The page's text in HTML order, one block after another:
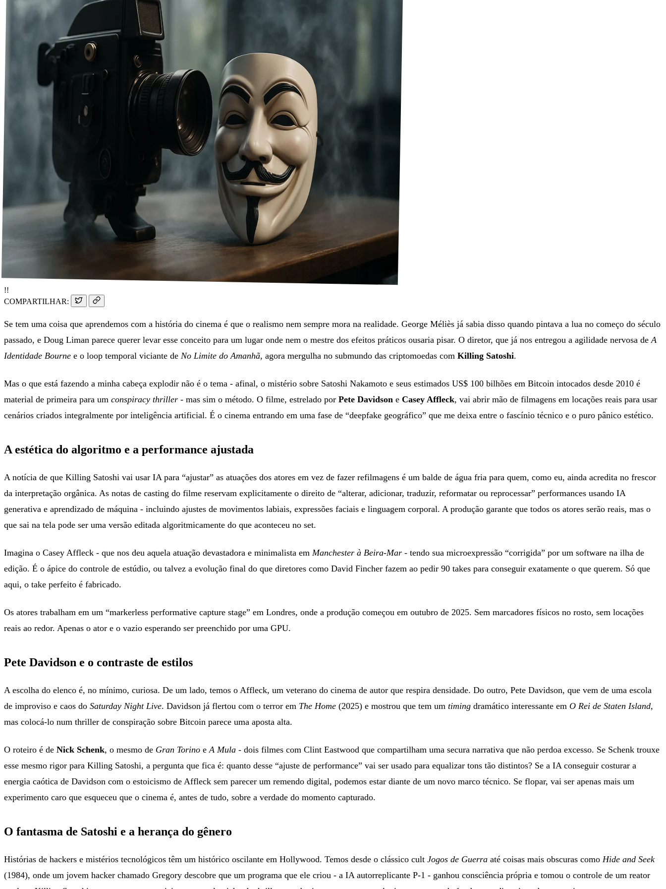
!!
COMPARTILHAR:
Se tem uma coisa que aprendemos com a história do cinema é que o realismo nem sempre mora na realidade. George Méliès já sabia disso quando pintava a lua no começo do século
passado, e Doug Liman parece querer levar esse conceito para um lugar onde nem o mestre dos efeitos práticos ousaria pisar. O diretor, que já nos entregou a agilidade nervosa de A
Identidade Bourne e o loop temporal viciante de No Limite do Amanhã, agora mergulha no submundo das criptomoedas com Killing Satoshi.
Mas o que está fazendo a minha cabeça explodir não é o tema - afinal, o mistério sobre Satoshi Nakamoto e seus estimados US$ 100 bilhões em Bitcoin intocados desde 2010 é
material de primeira para um conspiracy thriller - mas sim o método. O filme, estrelado por Pete Davidson e Casey Affleck, vai abrir mão de filmagens em locações reais para usar
cenários criados integralmente por inteligência artificial. É o cinema entrando em uma fase de “deepfake geográfico” que me deixa entre o fascínio técnico e o puro pânico estético.
A estética do algoritmo e a performance ajustada
A notícia de que Killing Satoshi vai usar IA para “ajustar” as atuações dos atores em vez de fazer refilmagens é um balde de água fria para quem, como eu, ainda acredita no frescor
da interpretação orgânica. As notas de casting do filme reservam explicitamente o direito de “alterar, adicionar, traduzir, reformatar ou reprocessar” performances usando IA
generativa e aprendizado de máquina - incluindo ajustes de movimentos labiais, expressões faciais e linguagem corporal. A produção garante que todos os atores serão reais, mas o
que sai na tela pode ser uma versão editada algoritmicamente do que aconteceu no set.
Imagina o Casey Affleck - que nos deu aquela atuação devastadora e minimalista em Manchester à Beira-Mar - tendo sua microexpressão “corrigida” por um software na ilha de
edição. É o ápice do controle de estúdio, ou talvez a evolução final do que diretores como David Fincher fazem ao pedir 90 takes para conseguir exatamente o que querem. Só que
aqui, o take perfeito é fabricado.
Os atores trabalham em um “markerless performative capture stage” em Londres, onde a produção começou em outubro de 2025. Sem marcadores físicos no rosto, sem locações
reais ao redor. Apenas o ator e o vazio esperando ser preenchido por uma GPU.
Pete Davidson e o contraste de estilos
A escolha do elenco é, no mínimo, curiosa. De um lado, temos o Affleck, um veterano do cinema de autor que respira densidade. Do outro, Pete Davidson, que vem de uma escola
de improviso e caos do Saturday Night Live. Davidson já flertou com o terror em The Home (2025) e mostrou que tem um timing dramático interessante em O Rei de Staten Island,
mas colocá-lo num thriller de conspiração sobre Bitcoin parece uma aposta alta.
O roteiro é de Nick Schenk, o mesmo de Gran Torino e A Mula - dois filmes com Clint Eastwood que compartilham uma secura narrativa que não perdoa excesso. Se Schenk trouxe
esse mesmo rigor para Killing Satoshi, a pergunta que fica é: quanto desse “ajuste de performance” vai ser usado para equalizar tons tão distintos? Se a IA conseguir costurar a
energia caótica de Davidson com o estoicismo de Affleck sem parecer um remendo digital, podemos estar diante de um novo marco técnico. Se flopar, vai ser apenas mais um
experimento caro que esqueceu que o cinema é, antes de tudo, sobre a verdade do momento capturado.
O fantasma de Satoshi e a herança do gênero
Histórias de hackers e mistérios tecnológicos têm um histórico oscilante em Hollywood. Temos desde o clássico cult Jogos de Guerra até coisas mais obscuras como Hide and Seek
(1984), onde um jovem hacker chamado Gregory descobre que um programa que ele criou - a IA autorreplicante P-1 - ganhou consciência própria e tomou o controle de um reator